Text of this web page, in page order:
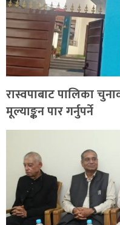
रास्वपाबाट पालिका
मूल्याङ्कन पार गर्नुपर्ने